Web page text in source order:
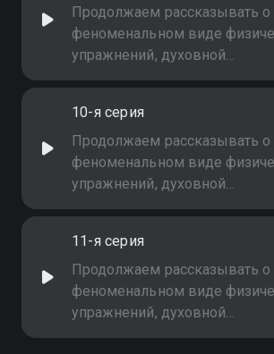
Продолжаем рассказывать о
феноменальном виде
упражнений, духовной
дисциплины и исцеления, о
йоги. Будьте здоровы!
10-я серия
Продолжаем рассказывать о
феноменальном виде
упражнений, духовной
дисциплины и исцеления, о
йоги. Будьте здоровы!
11-я серия
Продолжаем рассказывать о
феноменальном виде
упражнений, духовной
дисциплины и исцеления, о